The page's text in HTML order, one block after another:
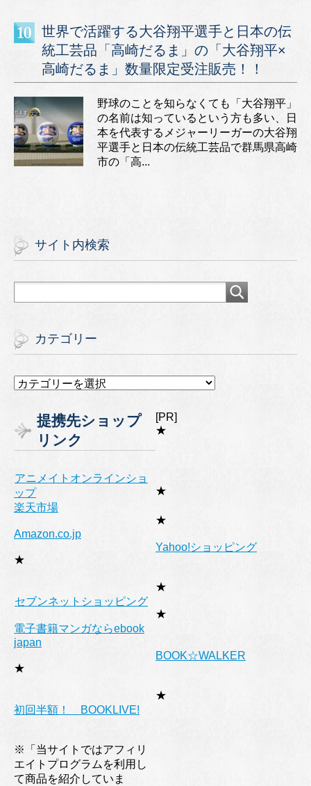
世界で活躍する大谷翔平選手と日本の伝
統工芸品「高崎だるま」の「大谷翔平×
高崎だるま」数量限定受注販売！！
野球のことを知らなくても「大谷翔平」
の名前は知っているという方も多い、日
本を代表するメジャーリーガーの大谷翔
平選手と日本の伝統工芸品で群馬県高崎
市の「高...
サイト内検索
カテゴリー
カ
リ
ー
提携先ショップ
リンク
[PR]
★
アニメイトオンラインショ
ップ
★
楽天市場
★
Amazon.co.jp
★
Yahoo!ショッピング
★
セブンネットショッピング
★
電子書籍マンガならebook
japan
★
BOOK☆WALKER
★
初回半額！ BOOKLIVE!
※「当サイトではアフィリ
エイトプログラムを利用し
て商品を紹介していま